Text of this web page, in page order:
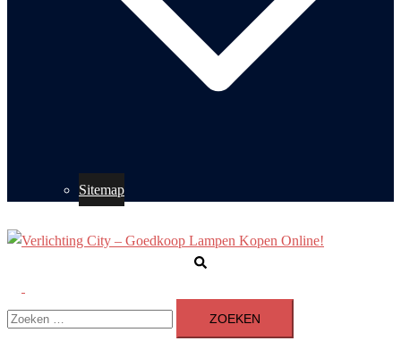
Sitemap
menu
Zoeken
naar: